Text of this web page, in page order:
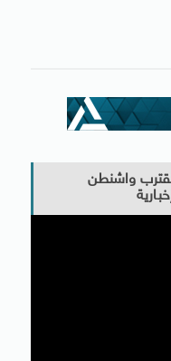
واشنطن